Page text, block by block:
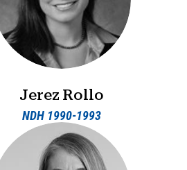
Jerez Rollo
NDH 1990-1993